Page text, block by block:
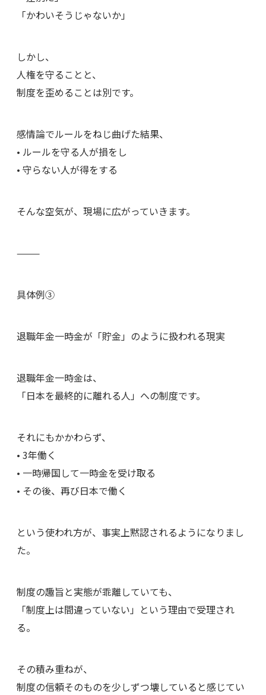
「かわいそうじゃないか」
しかし、
人権を守ることと、
制度を歪めることは別です。
感情論でルールをねじ曲げた結果、
• ルールを守る人が損をし
• 守らない人が得をする
そんな空気が、現場に広がっていきます。
⸻
具体例③
退職年金一時金が「貯金」のように扱われる現実
退職年金一時金は、
「日本を最終的に離れる人」への制度です。
それにもかかわらず、
• 3年働く
• 一時帰国して一時金を受け取る
• その後、再び日本で働く
という使われ方が、事実上黙認されるようになりまし
た。
制度の趣旨と実態が乖離していても、
「制度上は間違っていない」という理由で受理され
る。
その積み重ねが、
制度の信頼そのものを少しずつ壊していると感じてい